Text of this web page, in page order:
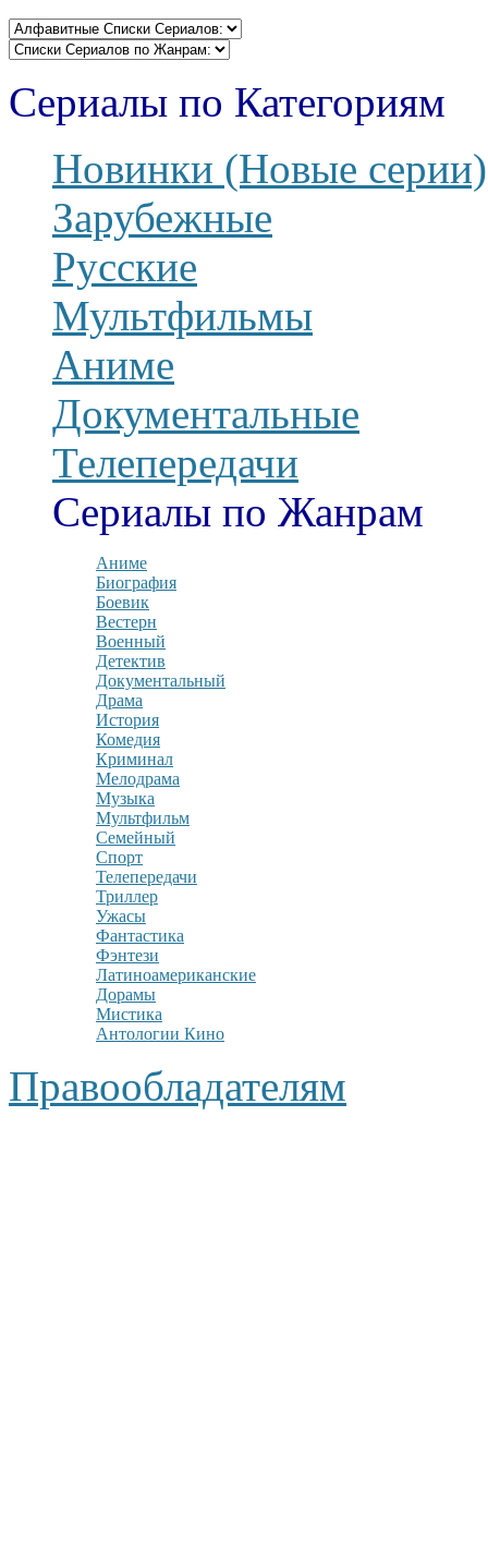
Сериалы по Категориям
Новинки (Новые серии)
Зарубежные
Русские
Мультфильмы
Аниме
Документальные
Телепередачи
Сериалы по Жанрам
Аниме
Биография
Боевик
Вестерн
Военный
Детектив
Документальный
Драма
История
Комедия
Криминал
Мелодрама
Музыка
Мультфильм
Семейный
Спорт
Телепередачи
Триллер
Ужасы
Фантастика
Фэнтези
Латиноамериканские
Дорамы
Мистика
Антологии Кино
Правообладателям